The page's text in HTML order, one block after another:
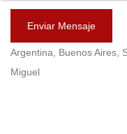
Enviar Mensaje
Argentina, Buenos Aires,
Miguel